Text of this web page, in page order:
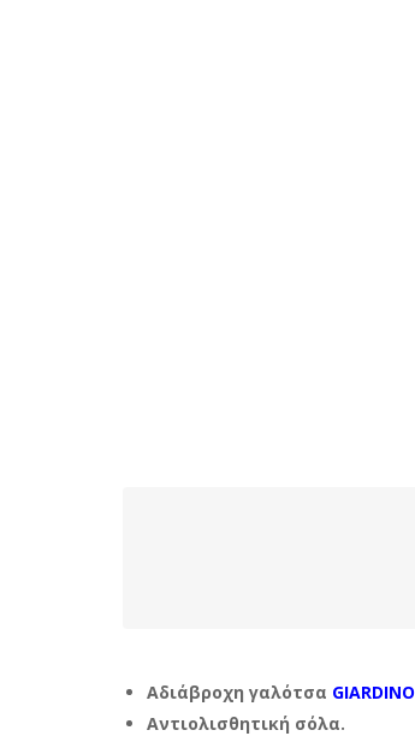
Αδιάβροχη γαλότσα GIARDINO
Αντιολισθητική σόλα.